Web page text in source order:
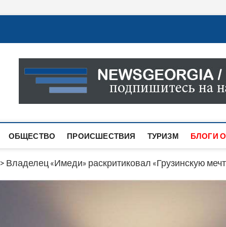
Новости Грузии
САМАЯ АКТУАЛЬНАЯ ИНФОРМАЦИЯ О СОБЫТИЯХ
САЙТЕ ВЫ НАЙДЕТЕ НОВОСТИ ПОЛИТИКИ,
ОБЩЕСТВО ПРОИСШЕСТВИЯ ТУРИЗМ БЛОГИ
> Владелец «Имеди» раскритиковал «Грузинскую